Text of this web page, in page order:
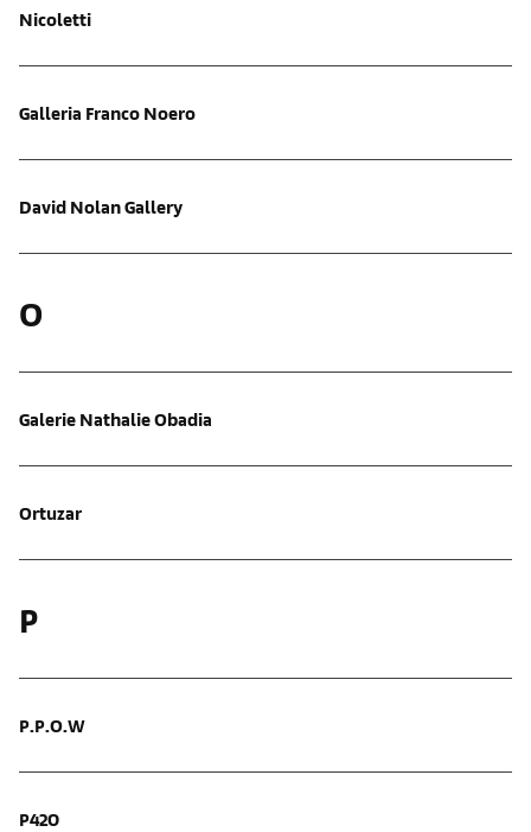
Nicoletti
Galleria Franco Noero
David Nolan Gallery
O
Galerie Nathalie Obadia
Ortuzar
P
P.P.O.W
P420